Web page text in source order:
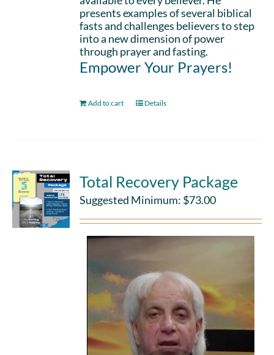
presents examples of several biblical
fasts and challenges believers to step
into a new dimension of power
through prayer and fasting.
Empower Your Prayers!
Add to cart Details
Total Recovery Package
Suggested Minimum: $73.00